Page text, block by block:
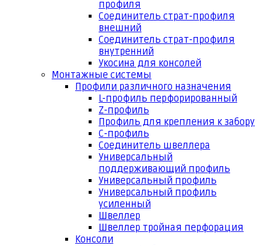
профиля
Соединитель страт-профиля
внешний
Соединитель страт-профиля
внутренний
Укосина для консолей
Монтажные системы
Профили различного назначения
L-профиль перфорированный
Z-профиль
Профиль для крепления к забору
С-профиль
Соединитель швеллера
Универсальный
поддерживающий профиль
Универсальный профиль
Универсальный профиль
усиленный
Швеллер
Швеллер тройная перфорация
Консоли